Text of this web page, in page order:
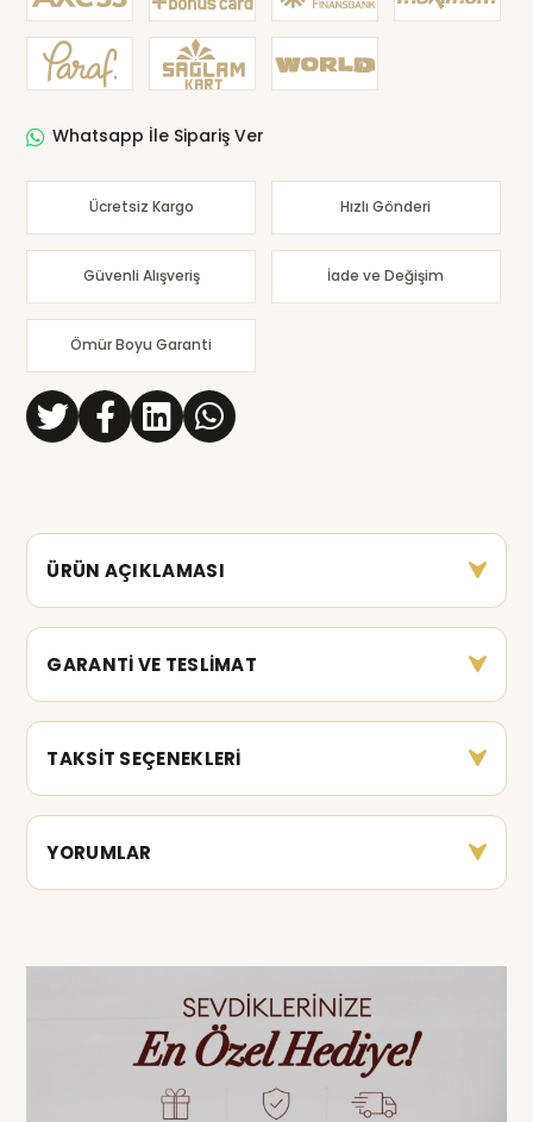
Whatsapp İle Sipariş Ver
Ücretsiz Kargo Hızlı Gönderi
Güvenli Alışveriş İade ve Değişim
Ömür Boyu Garanti
ÜRÜN AÇIKLAMASI
GARANTİ VE TESLİMAT
TAKSİT SEÇENEKLERİ
YORUMLAR